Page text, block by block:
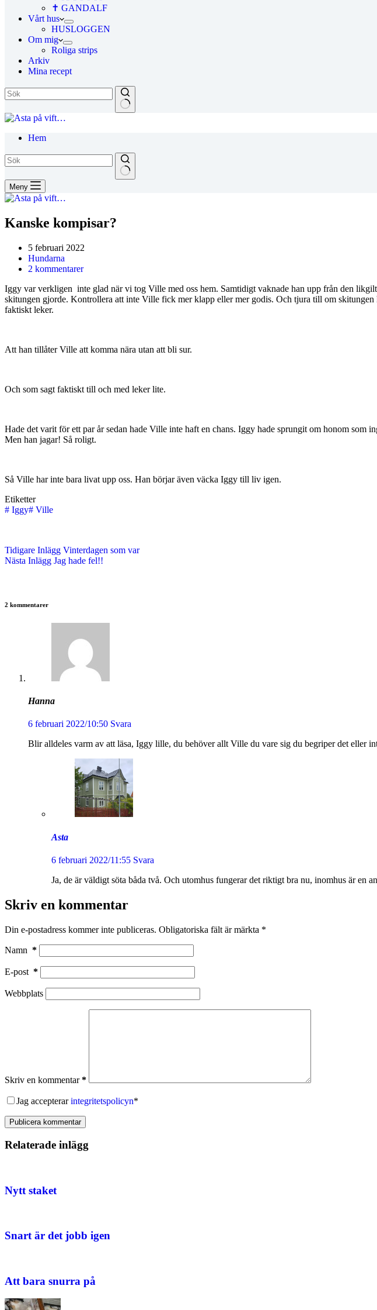
✝ GANDALF
Vårt hus
HUSLOGGEN
Om mig
Roliga strips
Arkiv
Mina recept
Hem
Meny
Kanske kompisar?
5 februari 2022
Hundarna
2 kommentarer
Iggy var verkligen inte glad när vi tog Ville med oss hem. Samtidigt vaknade han upp från den
skitungen gjorde. Kontrollera att inte Ville fick mer klapp eller mer godis. Och tjura till om
faktiskt leker.
Att han tillåter Ville att komma nära utan att bli sur.
Och som sagt faktiskt till och med leker lite.
Hade det varit för ett par år sedan hade Ville inte haft en chans. Iggy hade sprungit om honom som
Men han jagar! Så roligt.
Så Ville har inte bara livat upp oss. Han börjar även väcka Iggy till liv igen.
Etiketter
# Iggy# Ville
Tidigare Inlägg Vinterdagen som var
Nästa Inlägg Jag hade fel!!
2 kommentarer
Hanna
6 februari 2022/10:50 Svara
Blir alldeles varm av att läsa, Iggy lille, du behöver allt Ville du vare sig du begriper det eller
Asta
6 februari 2022/11:55 Svara
Ja, de är väldigt söta båda två. Och utomhus fungerar det riktigt bra nu, inomhus är en
Skriv en kommentar
Din e-postadress kommer inte publiceras. Obligatoriska fält är märkta *
Namn *
E-post *
Webbplats
Skriv en kommentar*
Jag accepterarintegritetspolicyn*
Publicera kommentar
Relaterade inlägg
Nytt staket
Snart är det jobb igen
Att bara snurra på